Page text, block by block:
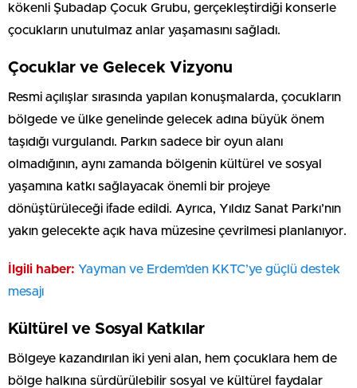
kökenli Şubadap Çocuk Grubu, gerçekleştirdiği konserle
çocukların unutulmaz anlar yaşamasını sağladı.
Çocuklar ve Gelecek Vizyonu
Resmi açılışlar sırasında yapılan konuşmalarda, çocukların
bölgede ve ülke genelinde gelecek adına büyük önem
taşıdığı vurgulandı. Parkın sadece bir oyun alanı
olmadığının, aynı zamanda bölgenin kültürel ve sosyal
yaşamına katkı sağlayacak önemli bir projeye
dönüştürüleceği ifade edildi. Ayrıca, Yıldız Sanat Parkı’nın
yakın gelecekte açık hava müzesine çevrilmesi planlanıyor.
İlgili haber: Yayman ve Erdem’den KKTC’ye güçlü destek
mesajı
Kültürel ve Sosyal Katkılar
Bölgeye kazandırılan iki yeni alan, hem çocuklara hem de
bölge halkına sürdürülebilir sosyal ve kültürel faydalar